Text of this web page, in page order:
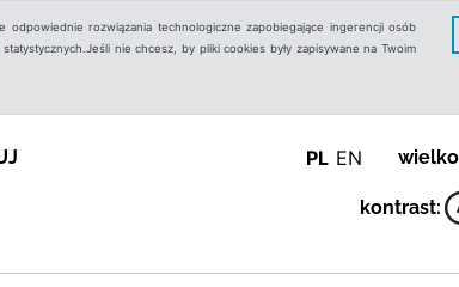
rozwiązania technologiczne zapobiegające ingerencji osób
nie chcesz, by pliki cookies były zapisywane na Twoim
PL EN
kontrast: